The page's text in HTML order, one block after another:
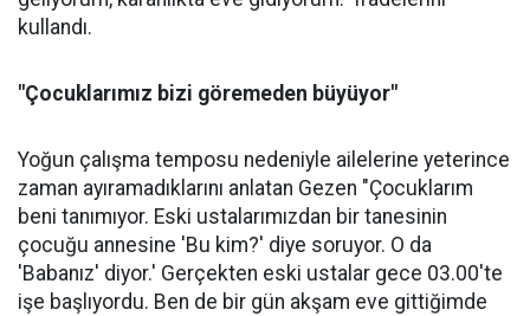
kullandı.
"Çocuklarımız bizi göremeden büyüyor"
Yoğun çalışma temposu nedeniyle ailelerine yeterince
zaman ayıramadıklarını anlatan Gezen "Çocuklarım
beni tanımıyor. Eski ustalarımızdan bir tanesinin
çocuğu annesine 'Bu kim?' diye soruyor. O da
'Babanız' diyor.' Gerçekten eski ustalar gece 03.00'te
işe başlıyordu. Ben de bir gün akşam eve gittiğimde